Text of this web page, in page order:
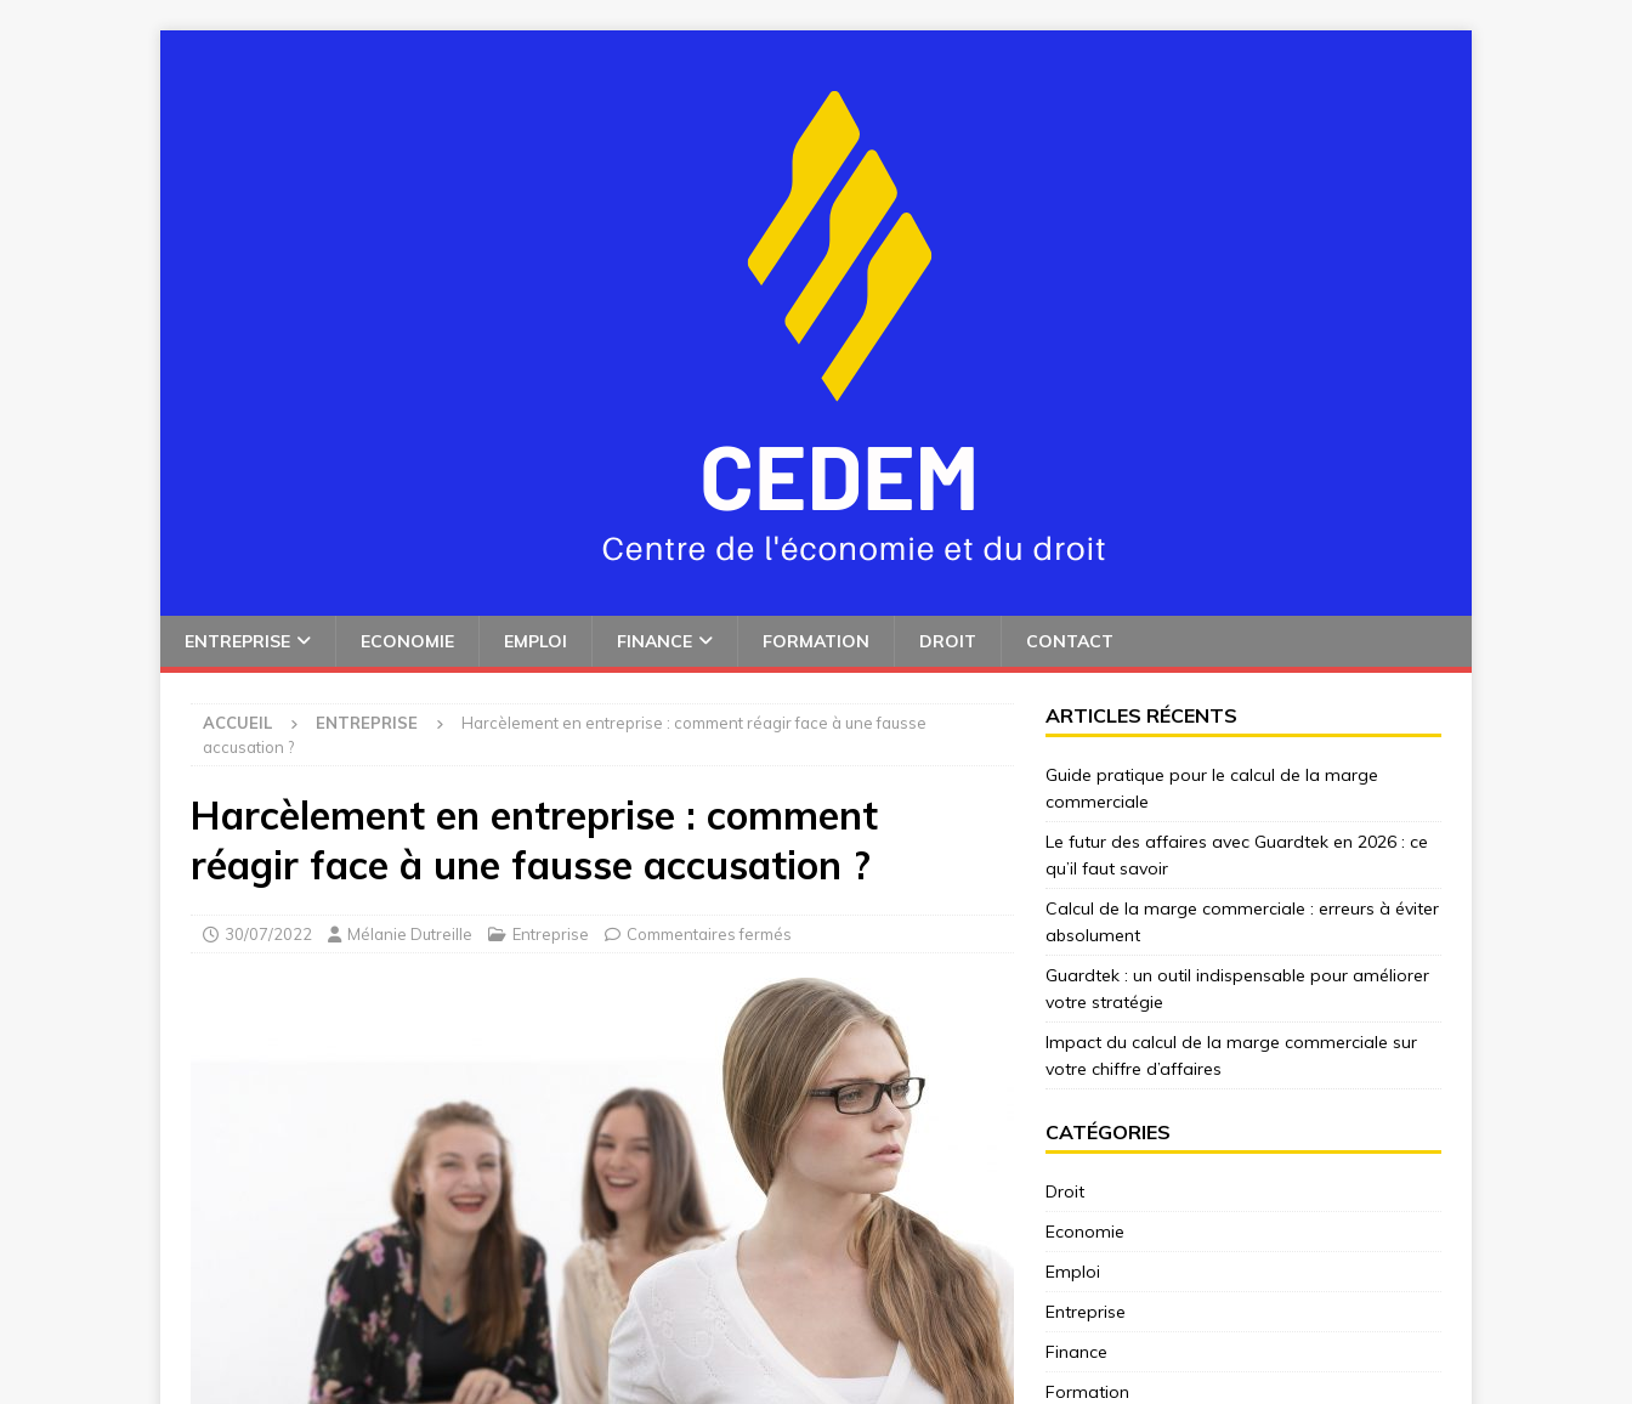
ENTREPRISE ECONOMIE EMPLOI FINANCE FORMATION DROIT CONTACT
ACCUEIL ENTREPRISE
Harcèlement en entreprise : comment réagir face à une fausse
accusation ?
Harcèlement en entreprise : comment
réagir face à une fausse accusation ?
30/07/2022 Mélanie Dutreille Entreprise Commentaires fermés
ARTICLES RÉCENTS
Guide pratique pour le calcul de la marge
commerciale
Le futur des affaires avec Guardtek en 2026 : ce
qu’il faut savoir
Calcul de la marge commerciale : erreurs à éviter
absolument
Guardtek : un outil indispensable pour améliorer
votre stratégie
Impact du calcul de la marge commerciale sur
votre chiffre d’affaires
CATÉGORIES
Droit
Economie
Emploi
Entreprise
Finance
Formation